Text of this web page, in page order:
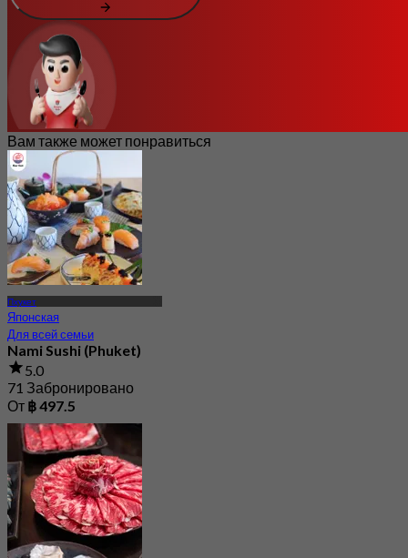
Вам также может понравиться
Пхукет
Японская
Для всей семьи
Nami Sushi (Phuket)
5.0
71 Забронировано
От ฿ 497.5